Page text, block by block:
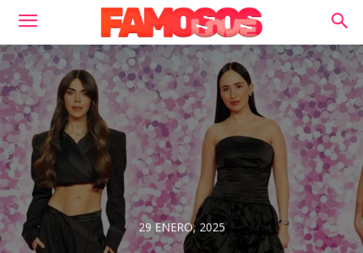
29 ENERO, 2025